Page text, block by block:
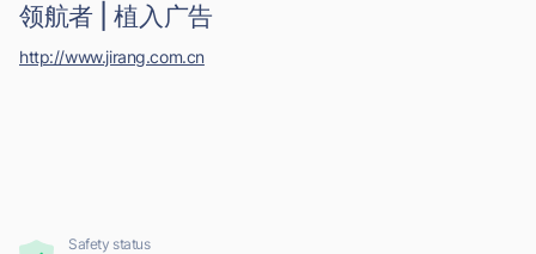
领航者 | 植入广告
http://www.jirang.com.cn
Safety status